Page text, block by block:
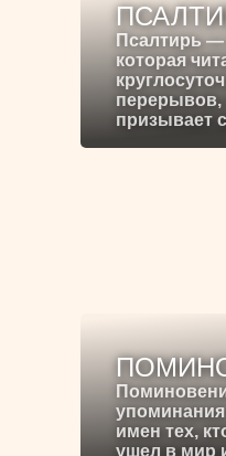
Псалтирь —
которая
перерывов,
призывает
имен тех,
ушел в мир